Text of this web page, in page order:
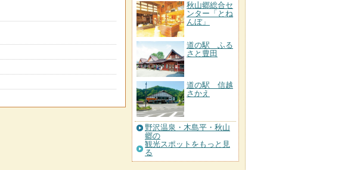
秋山郷総合セ
ンター「とね
んぼ」
道の駅 ふる
さと豊田
道の駅 信越
さかえ
野沢温泉・木島平・秋山
郷の
観光スポットをもっと見
る